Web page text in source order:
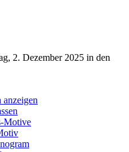
2. Dezember 2025 in den
anzeigen
Motive